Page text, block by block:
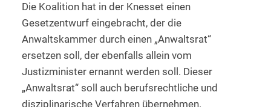
Die Koalition hat in der Knesset einen
Gesetzentwurf eingebracht, der die
Anwaltskammer durch einen „Anwaltsrat“
ersetzen soll, der ebenfalls allein vom
Justizminister ernannt werden soll. Dieser
„Anwaltsrat“ soll auch berufsrechtliche und
disziplinarische Verfahren übernehmen.